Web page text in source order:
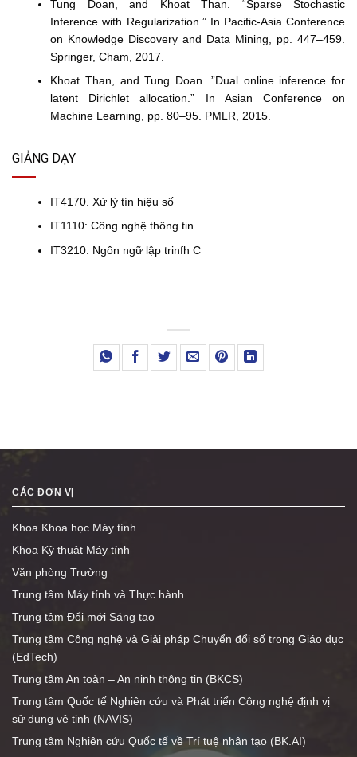
Tung Doan, and Khoat Than. “Sparse Stochastic
Inference with Regularization.” In Pacific-Asia Conference
on Knowledge Discovery and Data Mining, pp. 447–459.
Springer, Cham, 2017.
Khoat Than, and Tung Doan. ”Dual online inference for
latent Dirichlet allocation.” In Asian Conference on
Machine Learning, pp. 80–95. PMLR, 2015.
GIẢNG DẠY
IT4170. Xử lý tín hiệu số
IT1110: Công nghệ thông tin
IT3210: Ngôn ngữ lập trinfh C
CÁC ĐƠN VỊ
Khoa Khoa học Máy tính
Khoa Kỹ thuật Máy tính
Văn phòng Trường
Trung tâm Máy tính và Thực hành
Trung tâm Đổi mới Sáng tạo
Trung tâm Công nghệ và Giải pháp Chuyển đổi số trong Giáo dục
(EdTech)
Trung tâm An toàn – An ninh thông tin (BKCS)
Trung tâm Quốc tế Nghiên cứu và Phát triển Công nghệ định vị
sử dụng vệ tinh (NAVIS)
Trung tâm Nghiên cứu Quốc tế về Trí tuệ nhân tạo (BK.AI)